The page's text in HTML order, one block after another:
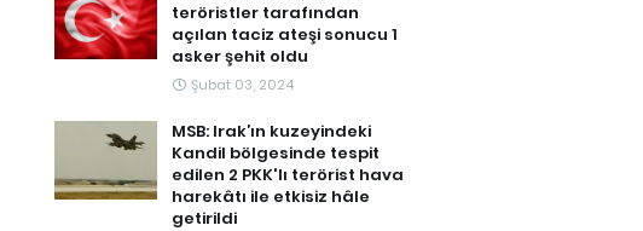
teröristler tarafından
açılan taciz ateşi sonucu 1
asker şehit oldu
Şubat 03, 2024
MSB: Irak’ın kuzeyindeki
Kandil bölgesinde tespit
edilen 2 PKK'lı terörist hava
harekâtı ile etkisiz hâle
getirildi